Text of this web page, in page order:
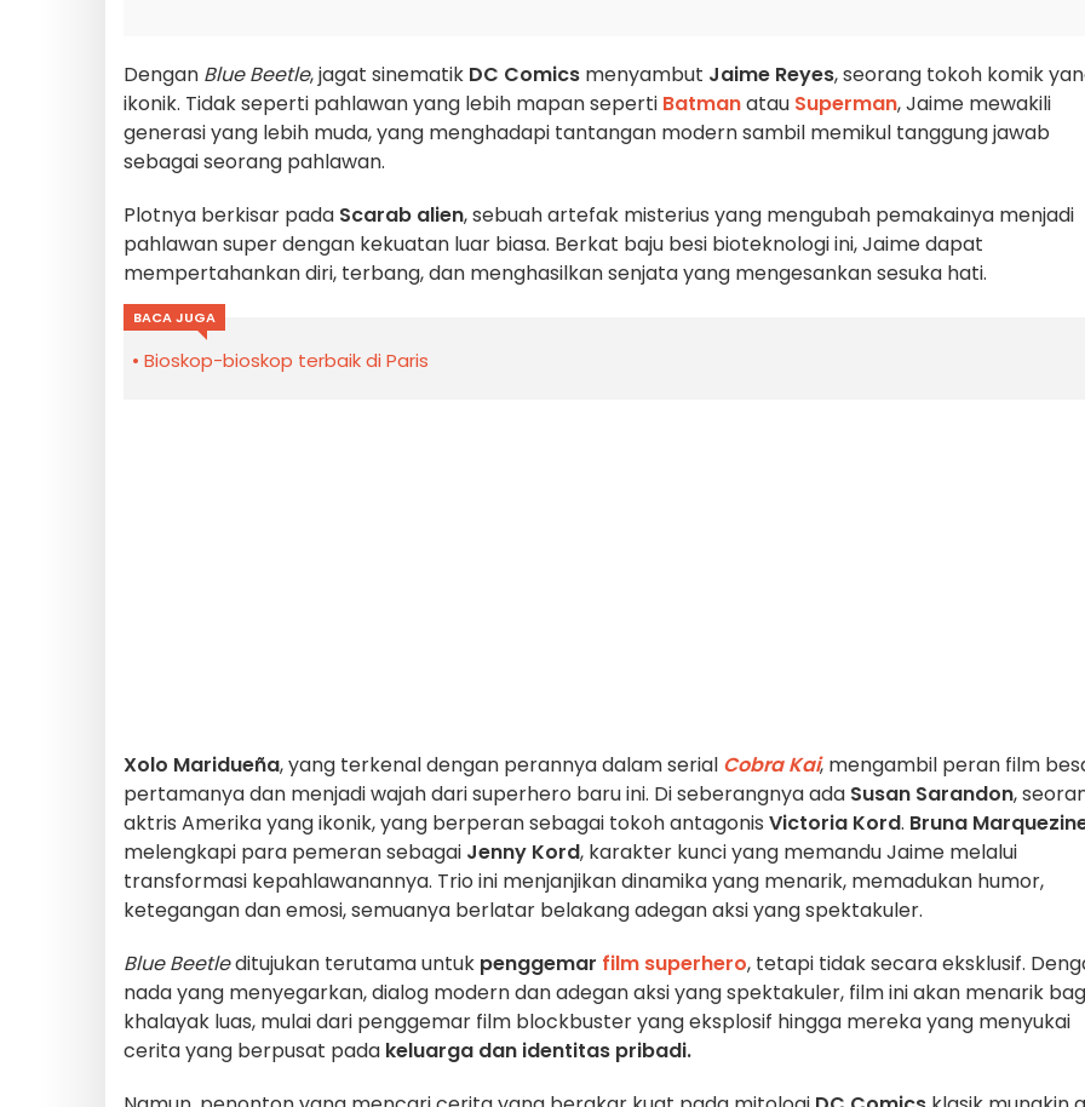
Dengan Blue Beetle, jagat sinematik DC Comics menyambut Jaime Reyes, seorang tokoh komik
ikonik. Tidak seperti pahlawan yang lebih mapan seperti Batmanatau Superman, Jaime mewakili
generasi yang lebih muda, yang menghadapi tantangan modern sambil memikul tanggung jawab
sebagai seorang pahlawan.
Plotnya berkisar pada Scarab alien, sebuah artefak misterius yang mengubah pemakainya menjadi
pahlawan super dengan kekuatan luar biasa. Berkat baju besi bioteknologi ini, Jaime dapat
mempertahankan diri, terbang, dan menghasilkan senjata yang mengesankan sesuka hati.
BACA JUGA
Bioskop-bioskop terbaik di Paris
Xolo Maridueña, yang terkenal dengan perannya dalam serial Cobra Kai, mengambil peran film
pertamanya dan menjadi wajah dari superhero baru ini. Di seberangnya ada Susan Sarandon,
aktris Amerika yang ikonik, yang berperan sebagai tokoh antagonis Victoria Kord. Bruna
melengkapi para pemeran sebagai Jenny Kord, karakter kunci yang memandu Jaime melalui
transformasi kepahlawanannya. Trio ini menjanjikan dinamika yang menarik, memadukan humor,
ketegangan dan emosi, semuanya berlatar belakang adegan aksi yang spektakuler.
Blue Beetleditujukan terutama untuk penggemar film superhero, tetapi tidak secara eksklusif.
nada yang menyegarkan, dialog modern dan adegan aksi yang spektakuler, film ini akan menarik
khalayak luas, mulai dari penggemar film blockbuster yang eksplosif hingga mereka yang menyukai
cerita yang berpusat pada keluarga dan identitas pribadi.